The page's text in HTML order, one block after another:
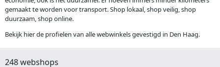
gemaakt te worden voor transport. Shop lokaal, shop veilig, shop
duurzaam, shop online.
Bekijk hier de profielen van alle webwinkels gevestigd in Den Haag.
248 webshops